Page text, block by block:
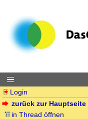
Login
zurück zur Hauptseite
in Thread öffnen